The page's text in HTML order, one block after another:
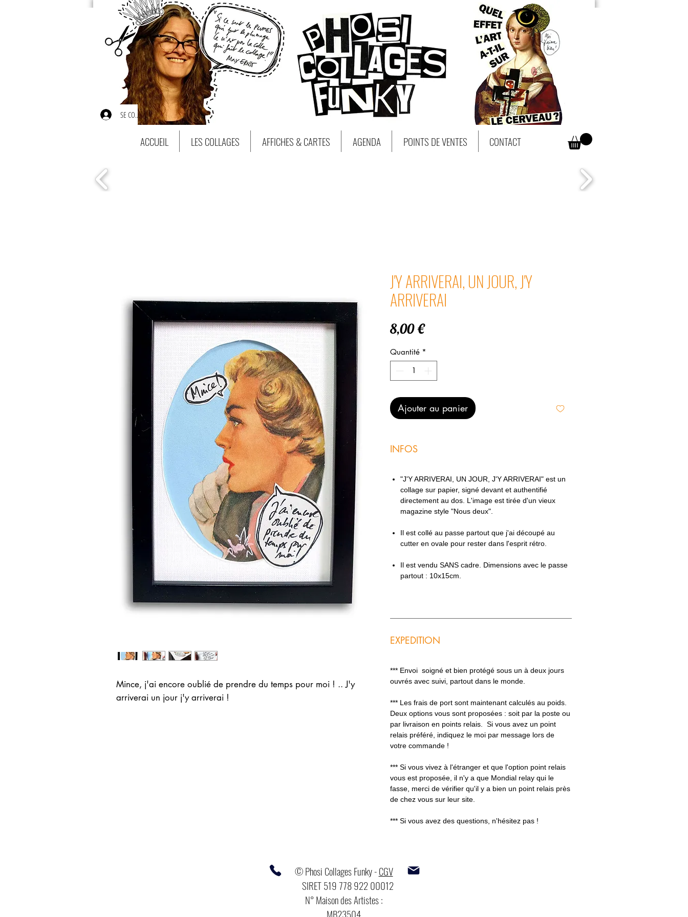
SE CONNECTER
ACCUEIL LES COLLAGES AFFICHES & CARTES AGENDA POINTS DE VENTES CONTACT
Mince, j'ai encore oublié de prendre du temps pour moi ! .. J'y
arriverai un jour j'y arriverai !
J'Y ARRIVERAI, UN JOUR, J'Y
ARRIVERAI
8,00 €Prix
Quantité *
Ajouter au panier
INFOS
"J'Y ARRIVERAI, UN JOUR, J'Y ARRIVERAI" est un
collage sur papier, signé devant et authentifié
directement au dos. L'image est tirée d'un vieux
magazine style "Nous deux".
Il est collé au passe partout que j'ai découpé au
cutter en ovale pour rester dans l'esprit rétro.
Il est vendu SANS cadre. Dimensions avec le passe
partout : 10x15cm.
EXPEDITION
*** Envoi soigné et bien protégé sous un à deux jours
ouvrés avec suivi, partout dans le monde.
*** Les frais de port sont maintenant calculés au poids.
Deux options vous sont proposées : soit par la poste ou
par livraison en points relais. Si vous avez un point
relais préféré, indiquez le moi par message lors de
votre commande !
*** Si vous vivez à l'étranger et que l'option point relais
vous est proposée, il n'y a que Mondial relay qui le
fasse, merci de vérifier qu'il y a bien un point relais près
de chez vous sur leur site.
*** Si vous avez des questions, n'hésitez pas !
© Phosi Collages Funky -CGV
SIRET 519 778 922 00012
N° Maison des Artistes :
MB23504